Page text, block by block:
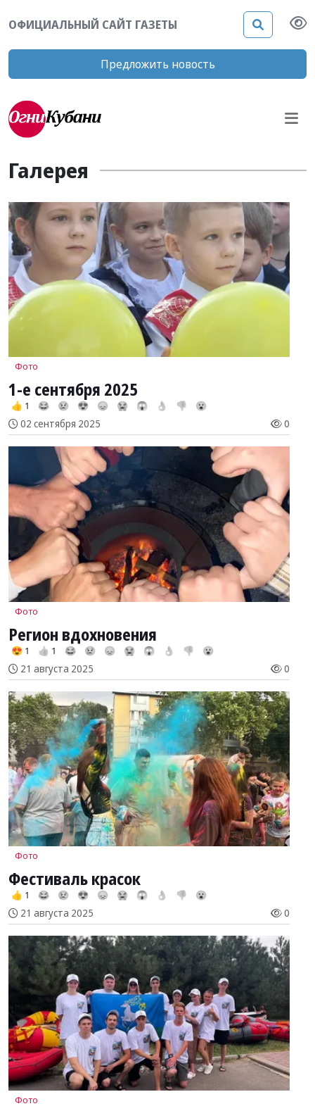
ОФИЦИАЛЬНЫЙ САЙТ ГАЗЕТЫ
Предложить новость
Галерея
Фото
1-е сентября 2025
👍 1 😂 😢 😍 😞 😭 😱 👌 👎 😮
02 сентября 2025 0
Фото
Регион вдохновения
😍 1 👍 1 😂 😢 😞 😭 😱 👌 👎 😮
21 августа 2025 0
Фото
Фестиваль красок
👍 1 😂 😢 😍 😞 😭 😱 👌 👎 😮
21 августа 2025 0
Фото